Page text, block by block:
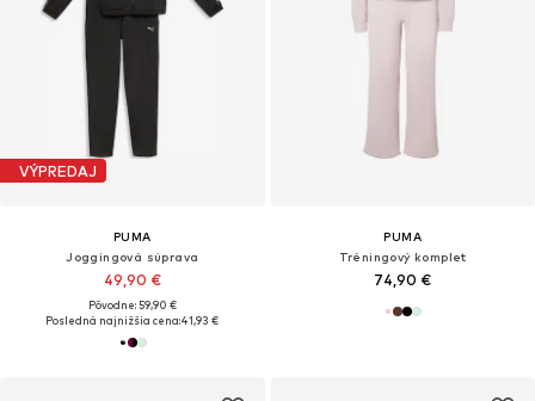
VÝPREDAJ
PUMA
Joggingová súprava
49,90 €
Pôvodne: 59,90 €
Posledná najnižšia cena:41,93 €
PUMA
Tréningový komplet
74,90 €